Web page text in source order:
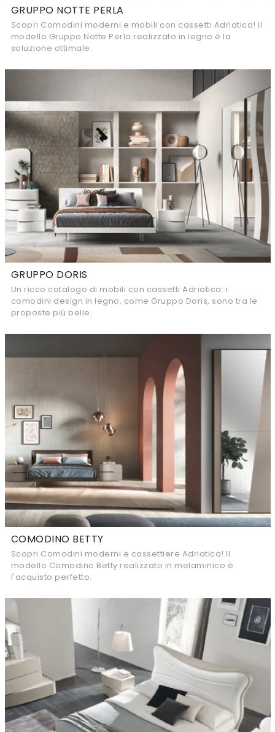
GRUPPO NOTTE PERLA
Scopri Comodini moderni e mobili con cassetti Adriatica! Il
modello Gruppo Notte Perla realizzato in legno è la
soluzione ottimale.
GRUPPO DORIS
Un ricco catalogo di mobili con cassetti Adriatica: i
comodini design in legno, come Gruppo Doris, sono tra le
proposte più belle.
COMODINO BETTY
Scopri Comodini moderni e cassettiere Adriatica! Il
modello Comodino Betty realizzato in melaminico è
l'acquisto perfetto.